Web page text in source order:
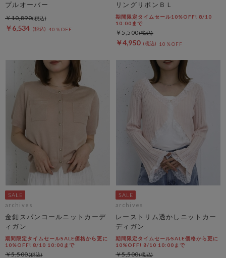
プルオーバー
￥6,534 40％OFF
￥10,890
リングリボンＢＬ
期間限定タイムセール10%OFF! 8/10
10:00まで
￥4,950 10％OFF
￥5,500
archives
金釦スパンコールニットカーデ
ィガン
期間限定タイムセールSALE価格から更に
10%OFF! 8/10 10:00まで
￥5,500
archives
レーストリム透かしニットカー
ディガン
期間限定タイムセールSALE価格から更に
10%OFF! 8/10 10:00まで
￥5,500